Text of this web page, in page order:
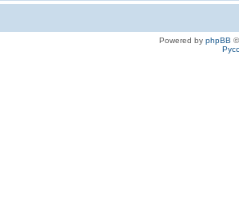
Powered by phpBB